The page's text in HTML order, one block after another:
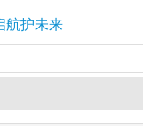
航护未来